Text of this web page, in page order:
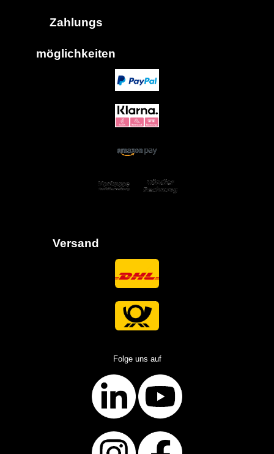
Zahlungs
möglich keiten
Versand
Folge uns auf